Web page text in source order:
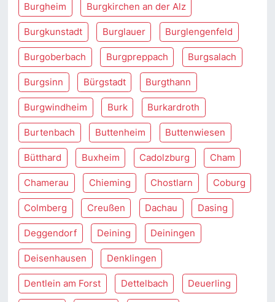
Burgheim Burgkirchen an der Alz
Burgkunstadt Burglauer Burglengenfeld
Burgoberbach Burgpreppach Burgsalach
Burgsinn Bürgstadt Burgthann
Burgwindheim Burk Burkardroth
Burtenbach Buttenheim Buttenwiesen
Bütthard Buxheim Cadolzburg Cham
Chamerau Chieming Chostlarn Coburg
Colmberg Creußen Dachau Dasing
Deggendorf Deining Deiningen
Deisenhausen Denklingen
Dentlein am Forst Dettelbach Deuerling